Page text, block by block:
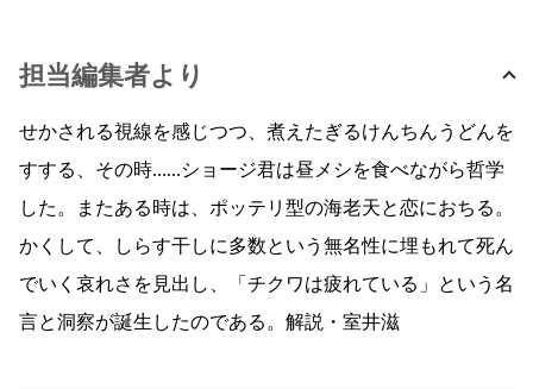
担当編集者より
せかされる視線を感じつつ、煮えたぎるけんちんうどんを
すする、その時……ショージ君は昼メシを食べながら哲学
した。またある時は、ポッテリ型の海老天と恋におちる。
かくして、しらす干しに多数という無名性に埋もれて死ん
でいく哀れさを見出し、「チクワは疲れている」という名
言と洞察が誕生したのである。解説・室井滋